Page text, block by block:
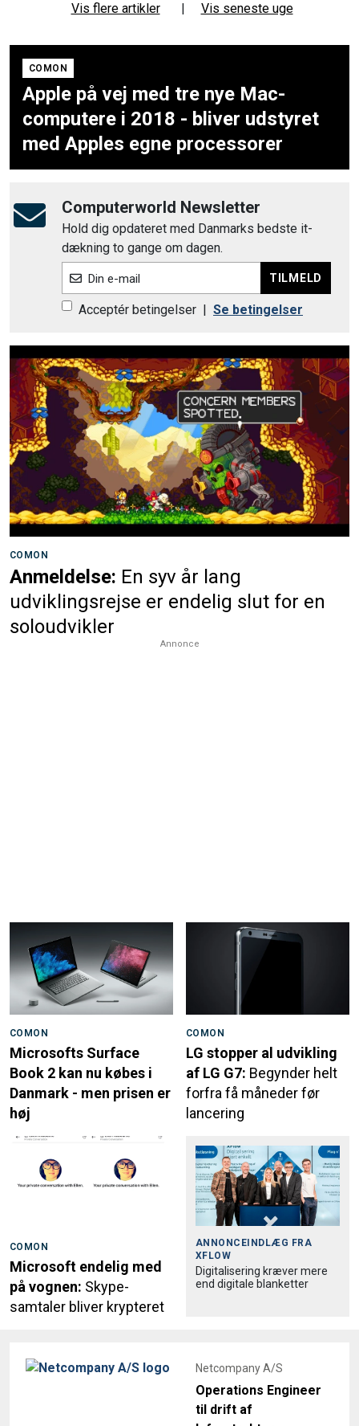
Vis flere artikler Vis seneste uge
COMON
Apple på vej med tre nye Mac-
computere i 2018 - bliver udstyret
med Apples egne processorer
Computerworld Newsletter
Hold dig opdateret med Danmarks bedste it-
dækning to gange om dagen.
Din e-mail TILMELD
Acceptér betingelser Se betingelser
COMON
Anmeldelse: En syv år lang
udviklingsrejse er endelig slut for en
soloudvikler
Annonce
COMON
Microsofts Surface
Book 2 kan nu købes i
Danmark - men prisen er
høj
COMON
LG stopper al udvikling
af LG G7: Begynder helt
forfra få måneder før
lancering
COMON
Microsoft endelig med
på vognen: Skype-
samtaler bliver krypteret
ANNONCEINDLÆG FRA
XFLOW
Digitalisering kræver mere
end digitale blanketter
Netcompany A/S
Operations Engineer
til drift af